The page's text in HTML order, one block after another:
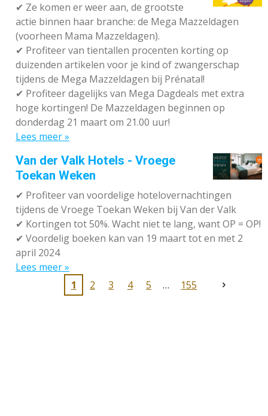
✔ Ze komen er weer aan, de grootste
actie binnen haar branche: de Mega Mazzeldagen
(voorheen Mama Mazzeldagen).
✔ Profiteer van tientallen procenten korting op
duizenden artikelen voor je kind of zwangerschap
tijdens de Mega Mazzeldagen bij Prénatal!
✔ Profiteer dagelijks van Mega Dagdeals met extra
hoge kortingen! De Mazzeldagen beginnen op
donderdag 21 maart om 21.00 uur!
Lees meer »
Van der Valk Hotels - Vroege
Toekan Weken
✔ Profiteer van voordelige hotelovernachtingen
tijdens de Vroege Toekan Weken bij Van der Valk
✔ Kortingen tot 50%. Wacht niet te lang, want OP = OP!
✔ Voordelig boeken kan van 19 maart tot en met 2
april 2024
Lees meer »
1
2 3 4 5 155